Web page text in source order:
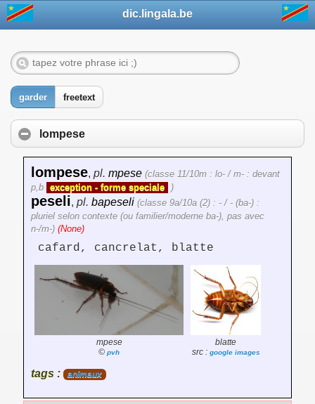
dic.lingala.be
garder freetext
lompese
lompese, pl. mpese (classe 11/10m : lo- / m- : devant
p,b exception - forme speciale )
peseli, pl. bapeseli (classe 9a/10a (2) : - / - (ba-) :
pluriel selon contexte (ou familier/moderne ba-), pas avec
n-/m-) (None)
cafard, cancrelat, blatte
mpese
© pvh
blatte
src : google images
tags : animaux